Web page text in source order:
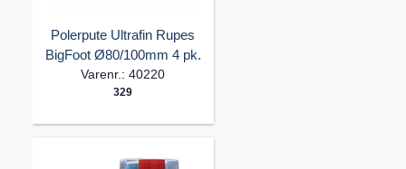
Polerpute Ultrafin Rupes
BigFoot Ø80/100mm 4 pk.
Varenr.: 40220
329